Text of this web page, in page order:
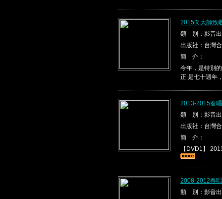
2015向大師致
類 別：影音
出版社：台灣
簡 介：
今年，是特別
正 是七十週年
2013-2015春
類 別：影音
出版社：台灣
簡 介：
【DVD1】
2008-2012春
類 別：影音